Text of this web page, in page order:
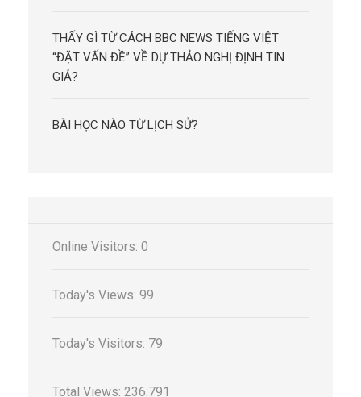
THẤY GÌ TỪ CÁCH BBC NEWS TIẾNG VIỆT
“ĐẶT VẤN ĐỀ” VỀ DỰ THẢO NGHỊ ĐỊNH TIN
GIẢ?
BÀI HỌC NÀO TỪ LỊCH SỬ?
Online Visitors: 0
Today's Views: 99
Today's Visitors: 79
Total Views: 236.791